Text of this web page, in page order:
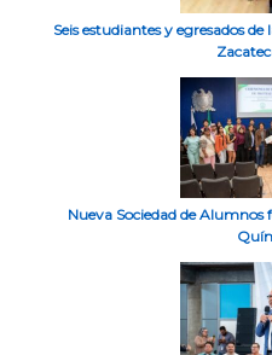
Seis estudiantes y egresados
Nueva Sociedad de Alumnos